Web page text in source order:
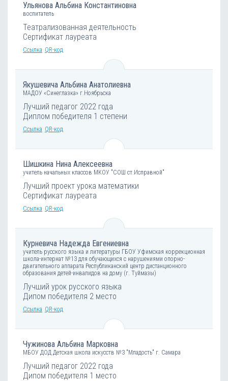
Ульянова Альбина Константиновна
воспитатель
Театрализованная деятельность
Сертификат лауреата
Ссылка QR-код
Якушевича Альбина Анатолиевна
МАДОУ «Синеглазка» г.Ноябрьска
Лучший педагог 2022 года
Диплом победителя 1 степени
Ссылка QR-код
Шишкина Нина Алексеевна
учитель начальных классов МКОУ "СОШ ст.Исправной"
Лучший проект урока математики
Сертификат лауреата
Ссылка QR-код
Курневича Надежда Евгениевна
учитель русского языка и литературы ГБОУ Уфимская коррекционная
школа-интернат №13 для обучающихся с нарушениями опорно-
двигательного аппарата Республиканский центр дистанционного
образования детей-инвалидов на дому (г. Туймазы)
Лучший урок русского языка
Дипом победителя 2 место
Ссылка QR-код
Чужинова Альбина Марковна
МБОУ ДОД Детская школа искусств №3 "Младость" г. Самара
Лучший педагог 2022 года
Дипом победителя 1 место